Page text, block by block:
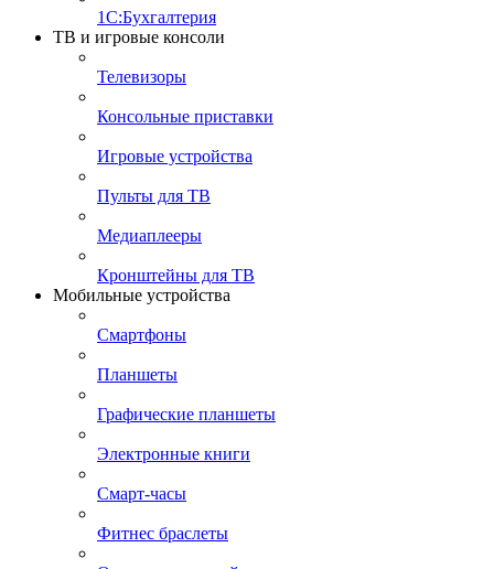
1С:Бухгалтерия
ТВ и игровые консоли
Телевизоры
Консольные приставки
Игровые устройства
Пульты для ТВ
Медиаплееры
Кронштейны для ТВ
Мобильные устройства
Смартфоны
Планшеты
Графические планшеты
Электронные книги
Смарт-часы
Фитнес браслеты